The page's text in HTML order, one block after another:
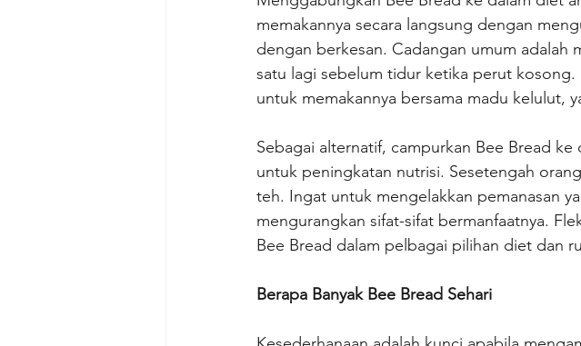
memakannya secara langsung dengan
dengan berkesan. Cadangan umum
satu lagi sebelum tidur ketika perut
untuk memakannya bersama madu kelulut,
Sebagai alternatif, campurkan Bee Bread
untuk peningkatan nutrisi. Sesetengah
teh. Ingat untuk mengelakkan pemanasan
mengurangkan sifat-sifat bermanfaatnya.
Bee Bread dalam pelbagai pilihan diet dan
Berapa Banyak Bee Bread Sehari